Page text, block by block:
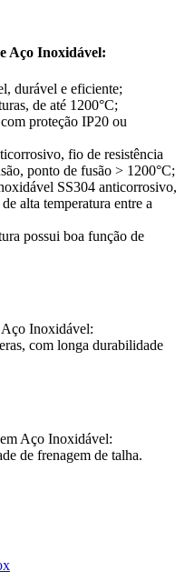
Aço Inoxidável:
durável e eficiente;
de até 1200°C;
proteção IP20 ou
fio de resistência
ponto de fusão > 1200°C;
SS304 anticorrosivo,
alta temperatura entre a
possui boa função de
Aço Inoxidável:
com longa durabilidade
Aço Inoxidável:
de frenagem de talha.